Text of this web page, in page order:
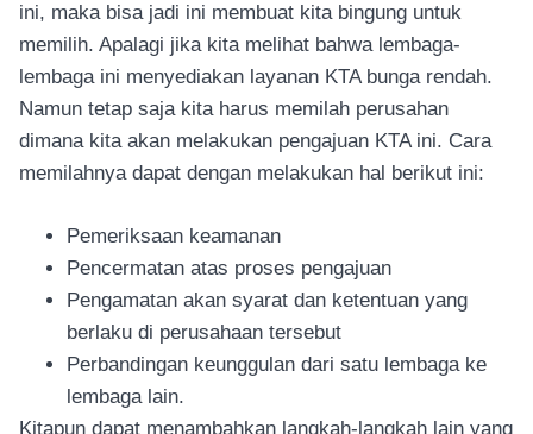
ini, maka bisa jadi ini membuat kita bingung untuk
memilih. Apalagi jika kita melihat bahwa lembaga-
lembaga ini menyediakan layanan KTA bunga rendah.
Namun tetap saja kita harus memilah perusahan
dimana kita akan melakukan pengajuan KTA ini. Cara
memilahnya dapat dengan melakukan hal berikut ini:
Pemeriksaan keamanan
Pencermatan atas proses pengajuan
Pengamatan akan syarat dan ketentuan yang
berlaku di perusahaan tersebut
Perbandingan keunggulan dari satu lembaga ke
lembaga lain.
Kitapun dapat menambahkan langkah-langkah lain yang